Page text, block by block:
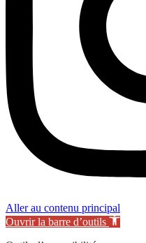
Aller au contenu principal
Ouvrir la barre d’outils